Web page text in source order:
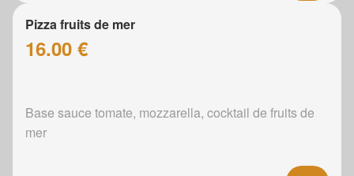
Pizza fruits de mer
16.00 €
Base sauce tomate, mozzarella, cocktail de fruits de
mer